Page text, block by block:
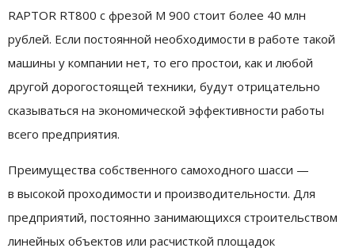
RAPTOR RT800 с фрезой M 900 стоит более 40 млн
рублей. Если постоянной необходимости в работе такой
машины у компании нет, то его простои, как и любой
другой дорогостоящей техники, будут отрицательно
сказываться на экономической эффективности работы
всего предприятия.
Преимущества собственного самоходного шасси —
в высокой проходимости и производительности. Для
предприятий, постоянно занимающихся строительством
линейных объектов или расчисткой площадок